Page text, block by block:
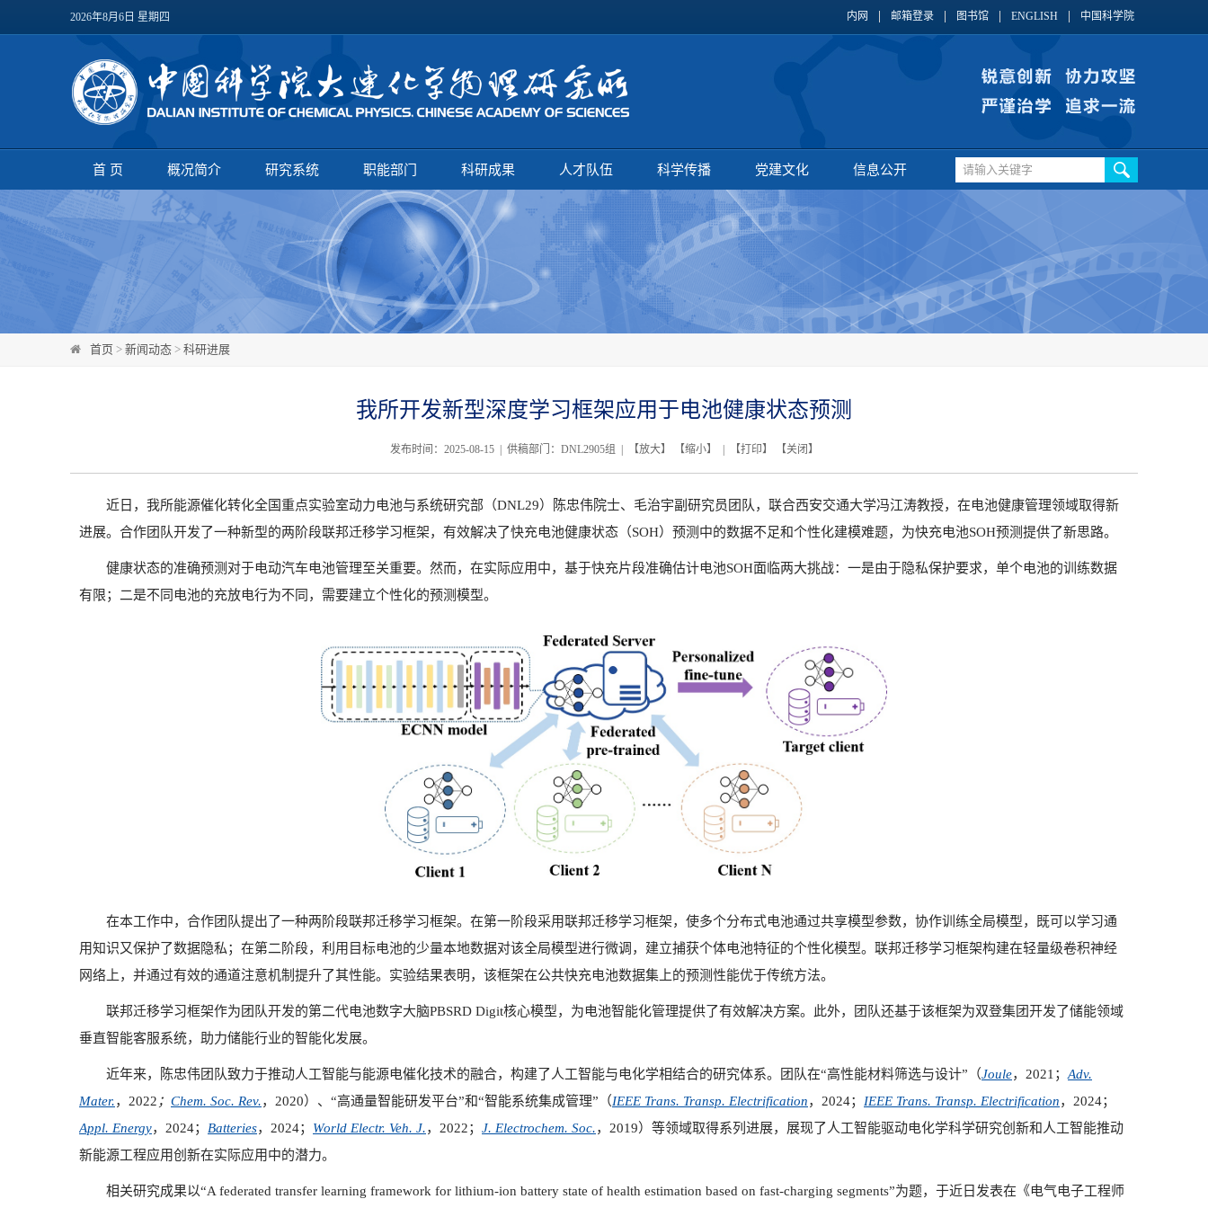
2026年8月6日 星期四 内网 邮箱登录 图书馆 ENGLISH 中国科学院
首 页 概况简介 研究系统 职能部门 科研成果 人才队伍 科学传播 党建文化 信息公开
首页 > 新闻动态 > 科研进展
我所开发新型深度学习框架应用于电池健康状态预测
发布时间：2025-08-15 | 供稿部门：DNL2905组 | 【放大】 【缩小】 | 【打印】 【关闭 】
近日，我所能源催化转化全国重点实验室动力电池与系统研究部（DNL29）陈忠伟院士、毛治宇副研究员团队，联合西安交通大学冯江涛教授，在电池健康管理领域取得新
进展。合作团队开发了一种新型的两阶段联邦迁移学习框架，有效解决了快充电池健康状态（SOH）预测中的数据不足和个性化建模难题，为快充电池SOH预测提供了新思路。
健康状态的准确预测对于电动汽车电池管理至关重要。然而，在实际应用中，基于快充片段准确估计电池SOH面临两大挑战：一是由于隐私保护要求，单个电池的训练数据
有限；二是不同电池的充放电行为不同，需要建立个性化的预测模型。
在本工作中，合作团队提出了一种两阶段联邦迁移学习框架。在第一阶段采用联邦迁移学习框架，使多个分布式电池通过共享模型参数，协作训练全局模型，既可以学习通
用知识又保护了数据隐私；在第二阶段，利用目标电池的少量本地数据对该全局模型进行微调，建立捕获个体电池特征的个性化模型。联邦迁移学习框架构建在轻量级卷积神经
网络上，并通过有效的通道注意机制提升了其性能。实验结果表明，该框架在公共快充电池数据集上的预测性能优于传统方法。
联邦迁移学习框架作为团队开发的第二代电池数字大脑PBSRD Digit核心模型，为电池智能化管理提供了有效解决方案。此外，团队还基于该框架为双登集团开发了储能领域
垂直智能客服系统，助力储能行业的智能化发展。
近年来，陈忠伟团队致力于推动人工智能与能源电催化技术的融合，构建了人工智能与电化学相结合的研究体系。团队在“高性能材料筛选与设计”（Joule，2021 ； Adv.
Mater.，2022 ； Chem. Soc. Rev.，2020）、“高通量智能研发平台”和“智能系统集成管理”（IEEE Trans. Transp. Electrification，2024； IEEE Trans. Transp. Electrification，2024；
Appl. Energy，2024； Batteries，2024； World Electr. Veh. J.，2022； J. Electrochem. Soc.，2019）等领域取得系列进展，展现了人工智能驱动电化学科学研究创新和人工智能推动
新能源工程应用创新在实际应用中的潜力。
相关研究成果以“A federated transfer learning framework for lithium-ion battery state of health estimation based on fast-charging segments”为题，于近日发表在《电气电子工程师